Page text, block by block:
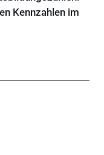
Kennzahlen im